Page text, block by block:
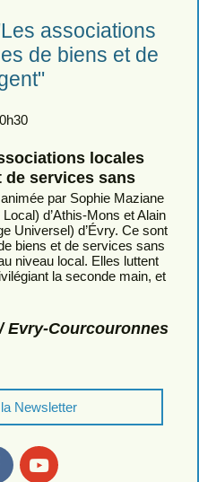
associations
de biens et de
locales
de services sans
par Sophie Maziane
d’Athis-Mons et Alain
Universel) d’Évry. Ce sont
biens et de services sans
niveau local. Elles luttent
la seconde main, et
Evry-Courcouronnes
Newsletter